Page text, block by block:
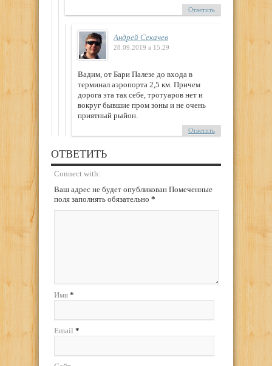
Ответить
Андрей Секачев
28.09.2019 в 15:29
Вадим, от Бари Палезе до входа в
терминал аэропорта 2,5 км. Причем
дорога эта так себе, тротуаров нет и
вокруг бывшие пром зоны и не очень
приятный рыйон.
Ответить
ОТВЕТИТЬ
Connect with:
Ваш адрес не будет опубликован Помеченные
поля заполнять обязательно *
Имя *
Email *